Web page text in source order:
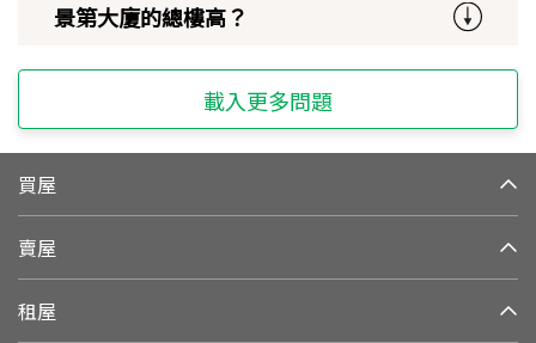
景第大廈的總樓高？
載入更多問題
買屋
賣屋
租屋